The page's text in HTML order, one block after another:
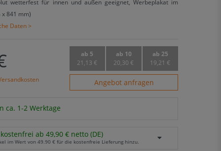
wetterfest für innen und außen geeignet, Werbeplakat im
x 841 mm)
Daten >
ab 5
21,13 €
ab 10
20,30 €
ab 25
19,21 €
Angebot anfragen
ca. 1-2 Werktage
ab 49,90 € netto (DE)
im Wert von 49.90 € für die kostenfreie Lieferung hinzu.